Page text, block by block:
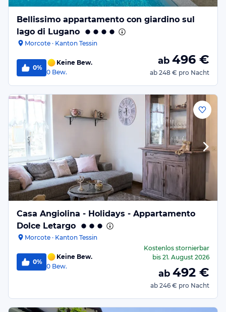
Bellissimo appartamento con giardino sul
lago di Lugano
Morcote · Kanton Tessin
0%
Keine Bew.
0 Bew.
ab 496 €
ab 248 € pro Nacht
Casa Angiolina - Holidays - Appartamento
Dolce Letargo
Morcote · Kanton Tessin
0%
Keine Bew.
0 Bew.
Kostenlos stornierbar
bis 21. August 2026
ab 492 €
ab 246 € pro Nacht